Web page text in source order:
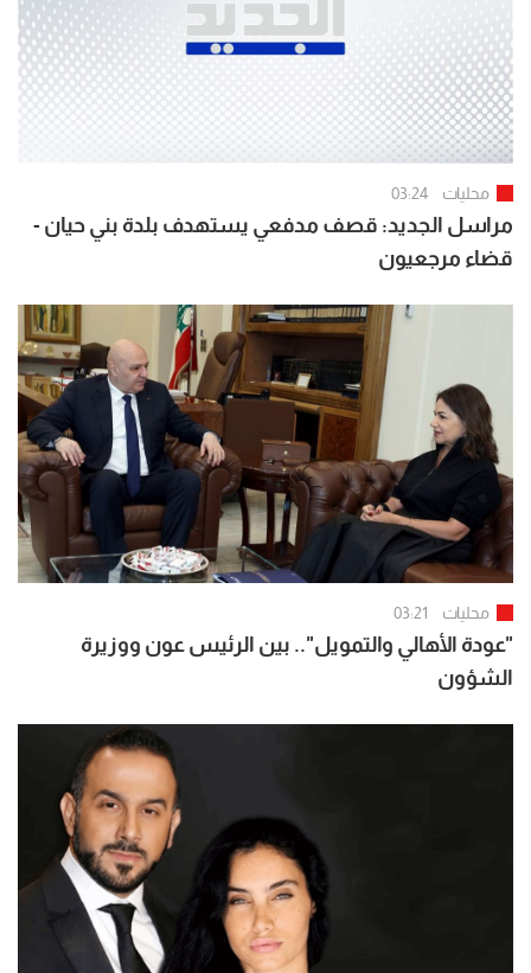
محليات 03:24
مراسل الجديد: قصف مدفعي يستهدف بلدة بني حيان -
قضاء مرجعيون
محليات 03:21
"عودة الأهالي والتمويل".. بين الرئيس عون ووزيرة
الشؤون